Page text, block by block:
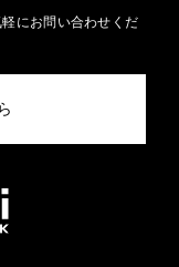
にお問い合わせくだ